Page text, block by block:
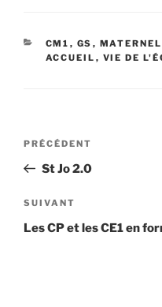
CATÉGORIES
CM1 , GS ,
ACCUEIL , VIE DE
Navigation
l’article
Article
précédent
PRÉCÉDENT
St Jo 2.0
Article
suivant
SUIVANT
Les CP et les CE1 en